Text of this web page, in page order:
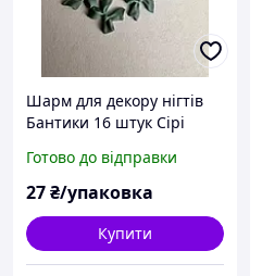
Шарм для декору нігтів
Бантики 16 штук Сірі
Готово до відправки
27₴/упаковка
Купити